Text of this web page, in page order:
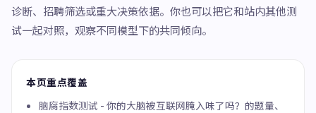
诊断、招聘筛选或重大决策依据。你也可以把它和站内其他测
试一起对照，观察不同模型下的共同倾向。
本页重点覆盖
脑腐指数测试 - 你的大脑被互联网腌入味了吗？的题量、